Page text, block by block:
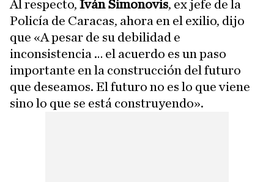
Al respecto, Iván Simonovis, ex jefe de la
Policía de Caracas, ahora en el exilio, dijo
que «A pesar de su debilidad e
inconsistencia … el acuerdo es un paso
importante en la construcción del futuro
que deseamos. El futuro no es lo que viene
sino lo que se está construyendo».